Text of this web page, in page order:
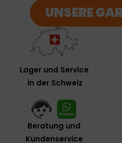
UNSERE
Lager und Service
in der Schweiz
Beratung und
Kundenservice